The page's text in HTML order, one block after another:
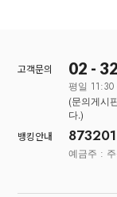
고객문의 02 -
평일 11:30
(문의게시
다.)
뱅킹안내
예금주 :